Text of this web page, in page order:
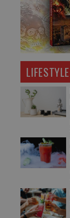
LIFESTYLE